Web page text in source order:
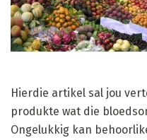
Hierdie artikel sal jou
produkte wat die
Ongelukkig kan